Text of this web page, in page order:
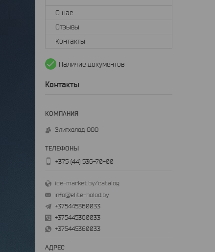
О нас
Отзывы
Контакты
Наличие документов
Контакты
Элитхолод ООО
+375 (44) 536-70-00
ice-market.by/catalog
info@elite-holod.by
+375445360033
+375445360033
+375445360033